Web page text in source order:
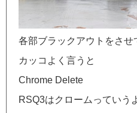
各部ブラックアウトをさせ
カッコよく言うと
Chrome Delete
RSQ3はクロームっていう